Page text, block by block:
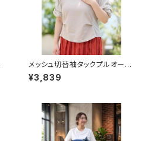
メッシュ切替袖タックプルオーバ
ー
¥3,839